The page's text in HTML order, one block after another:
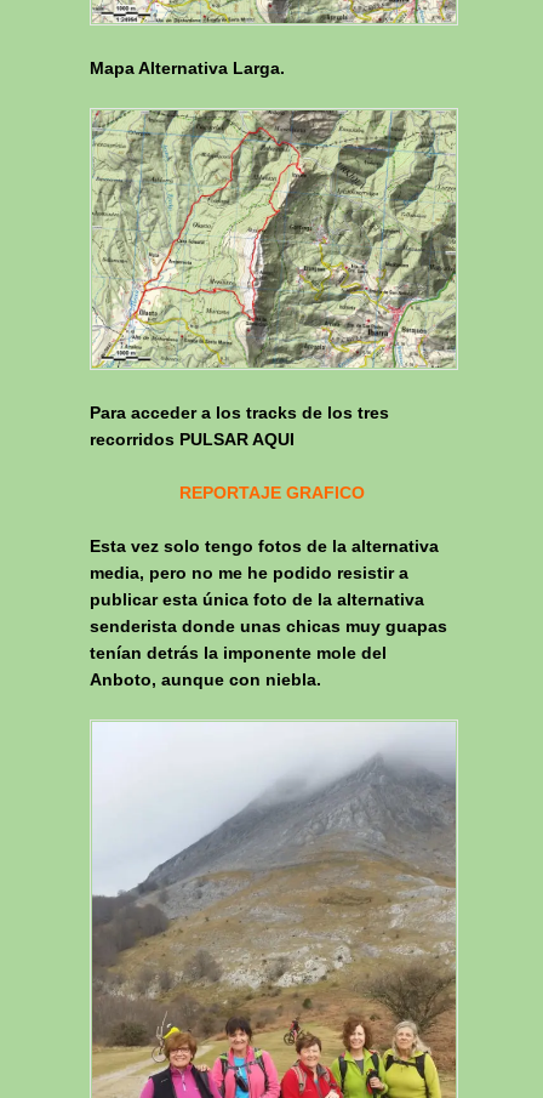
Mapa Alternativa Larga.
Para acceder a los tracks de los tres
recorridos PULSAR AQUI
REPORTAJE GRAFICO
Esta vez solo tengo fotos de la alternativa
media, pero no me he podido resistir a
publicar esta única foto de la alternativa
senderista donde unas chicas muy guapas
tenían detrás la imponente mole del
Anboto, aunque con niebla.